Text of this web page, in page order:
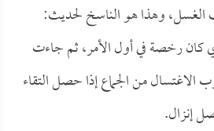
الغسل، وهذا هو الناسخ لحديث:
كان رخصة في أول الأمر، ثم جاءت
الاغتسال من الجماع إذا حصل التقاء
إنزال.